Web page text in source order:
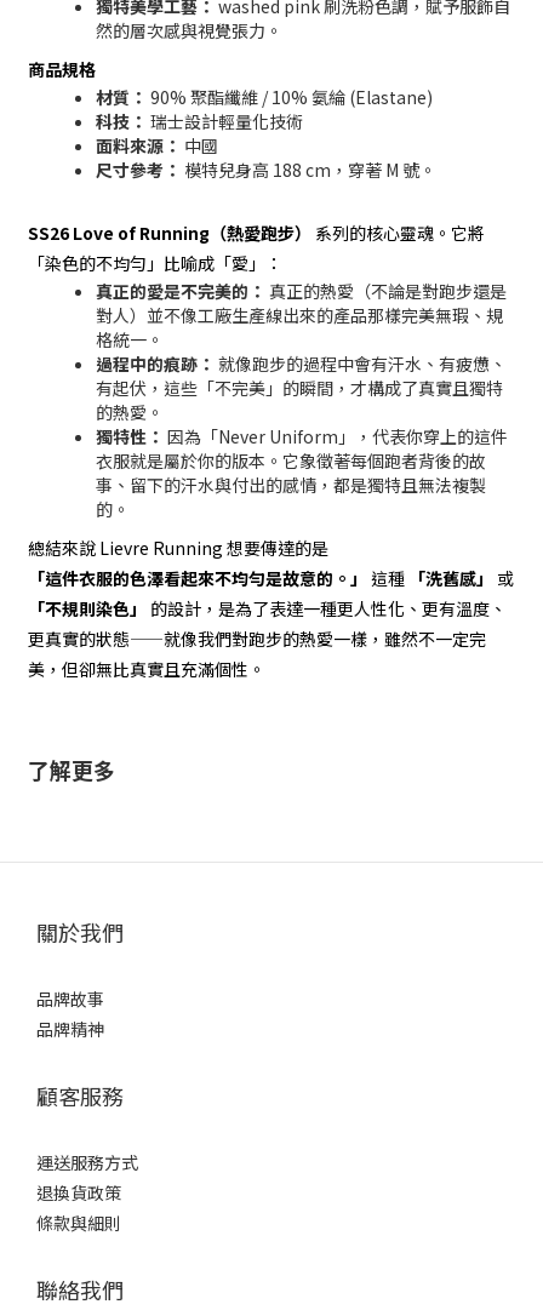
獨特美學工藝： washed pink 刷洗粉色調，賦予服飾自
然的層次感與視覺張力。
商品規格
材質： 90% 聚酯纖維 / 10% 氨綸 (Elastane)
科技： 瑞士設計輕量化技術
面料來源： 中國
尺寸參考： 模特兒身高 188 cm，穿著 M 號。
SS26 Love of Running（熱愛跑步）
系列的核心靈魂。它將
「染色的不均勻」比喻成「愛」：
真正的愛是不完美的： 真正的熱愛（不論是對跑步還是
對人）並不像工廠生產線出來的產品那樣完美無瑕、規
格統一。
過程中的痕跡： 就像跑步的過程中會有汗水、有疲憊、
有起伏，這些「不完美」的瞬間，才構成了真實且獨特
的熱愛。
獨特性： 因為「Never Uniform」，代表你穿上的這件
衣服就是屬於你的版本。它象徵著每個跑者背後的故
事、留下的汗水與付出的感情，都是獨特且無法複製
的。
總結來說 Lievre Running 想要傳達的是
「這件衣服的色澤看起來不均勻是故意的。」 這種 「洗舊感」
或
「不規則染色」
的設計，是為了表達一種更人性化、更有溫度、
更真實的狀態——就像我們對跑步的熱愛一樣，雖然不一定完
美，但卻無比真實且充滿個性。
了解更多
關於我們
品牌故事
品牌精神
顧客服務
運送服務方式
退換貨政策
條款與細則
聯絡我們